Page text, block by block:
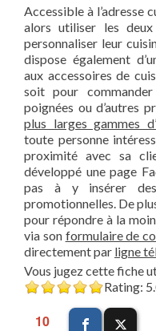
Accessible à l’adresse
alors utiliser les
personnaliser leur
dispose également
aux accessoires de
soit pour
poignées ou d’autres
plus larges gammes
toute personne
proximité avec sa
développé une page
pas à y insérer
promotionnelles. De
pour répondre à la
via son formulaire de
directement par ligne
Vous jugez cette fiche
Rating:
10